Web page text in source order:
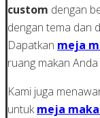
custom dengan
dengan tema dan
Dapatkan meja
ruang makan
Kami juga
untukmeja